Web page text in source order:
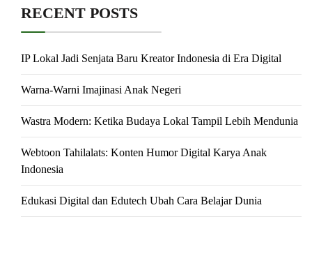
RECENT POSTS
IP Lokal Jadi Senjata Baru Kreator Indonesia di Era Digital
Warna-Warni Imajinasi Anak Negeri
Wastra Modern: Ketika Budaya Lokal Tampil Lebih Mendunia
Webtoon Tahilalats: Konten Humor Digital Karya Anak
Indonesia
Edukasi Digital dan Edutech Ubah Cara Belajar Dunia